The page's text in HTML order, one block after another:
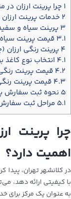
۱ چرا پرینت ارزان
۲ خدمات پرینت
۳ پرینت سیاه و
۳.۱ قیمت پرینت
۴ پرینت رنگی ارزان
۴.۱ انتخاب نوع کاغذ
۴.۲ قیمت پرینت
۴.۳ قیمت پرینت
۵ نحوه ثبت سفارش
۵.۱ مراحل ثبت سفارش
چرا پرینت
اهمیت دارد؟
در کلانشهر تهران،
با کیفیتی ارائه دهد،
به عنوان یک مرکز برای